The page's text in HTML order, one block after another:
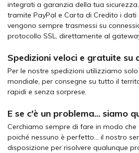
integrati a garanzia della tua
tramite PayPal e Carta di Credito i
vengono sempre trasmessi su
protocollo SSL, direttamente al
Spedizioni veloci e gratuite su
Per le nostre spedizioni utilizziamo
mondiale, per consegne su tutto il
rapidi e senza sorprese.
E se c'è un problema... siamo
Cerchiamo sempre di fare in modo
poiché nessuno è perfetto... il nostro
disposizione per risolvere qualunque